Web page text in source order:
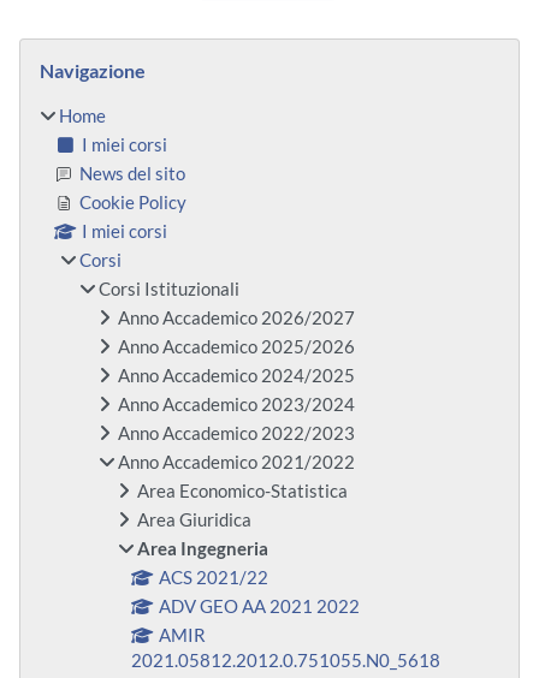
Blocchi
Navigazione
Home
I miei corsi
News del sito
Cookie Policy
I miei corsi
Corsi
Corsi Istituzionali
Anno Accademico 2026/2027
Anno Accademico 2025/2026
Anno Accademico 2024/2025
Anno Accademico 2023/2024
Anno Accademico 2022/2023
Anno Accademico 2021/2022
Area Economico-Statistica
Area Giuridica
Area Ingegneria
ACS 2021/22
ADV GEO AA 2021 2022
AMIR
2021.05812.2012.0.751055.N0_5618